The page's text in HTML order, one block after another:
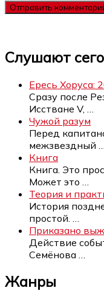
Слушают
Ересь Хоруса:
Сразу после
Исстване V,
Чужой разум
Перед
межзвездный
Книга
Книга. Это
Может это
Теория и
История
простой.
Приказано
Действие
Семёнова
Жанры